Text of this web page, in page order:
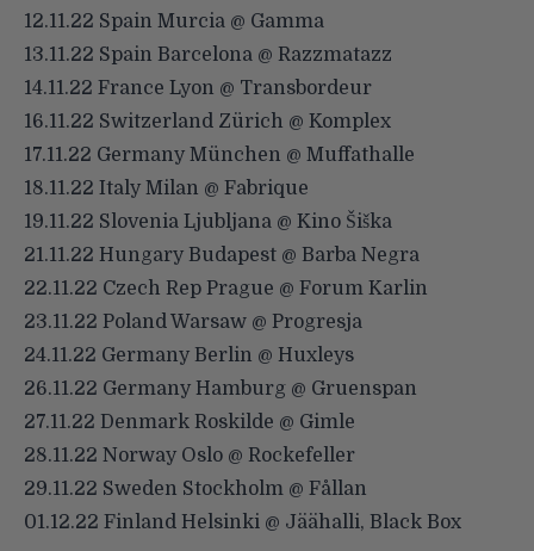
12.11.22 Spain Murcia @ Gamma
13.11.22 Spain Barcelona @ Razzmatazz
14.11.22 France Lyon @ Transbordeur
16.11.22 Switzerland Zürich @ Komplex
17.11.22 Germany München @ Muffathalle
18.11.22 Italy Milan @ Fabrique
19.11.22 Slovenia Ljubljana @ Kino Šiška
21.11.22 Hungary Budapest @ Barba Negra
22.11.22 Czech Rep Prague @ Forum Karlin
23.11.22 Poland Warsaw @ Progresja
24.11.22 Germany Berlin @ Huxleys
26.11.22 Germany Hamburg @ Gruenspan
27.11.22 Denmark Roskilde @ Gimle
28.11.22 Norway Oslo @ Rockefeller
29.11.22 Sweden Stockholm @ Fållan
01.12.22 Finland Helsinki @ Jäähalli, Black Box